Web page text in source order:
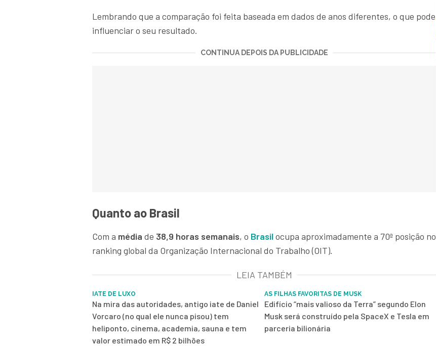
Lembrando que a comparação foi feita baseada em dados de anos diferentes, o que pode
influenciar o seu resultado.
CONTINUA DEPOIS DA PUBLICIDADE
Quanto ao Brasil
Com a média de 38,9 horas semanais, o Brasilocupa aproximadamente a 70ª posição no
ranking global da Organização Internacional do Trabalho (OIT).
LEIA TAMBÉM
IATE DE LUXO
Na mira das autoridades, antigo iate de Daniel
Vorcaro (no qual ele nunca pisou) tem
heliponto, cinema, academia, sauna e tem
valor estimado em R$ 2 bilhões
AS FILHAS FAVORITAS DE MUSK
Edifício “mais valioso da Terra” segundo Elon
Musk será construído pela SpaceX e Tesla em
parceria bilionária